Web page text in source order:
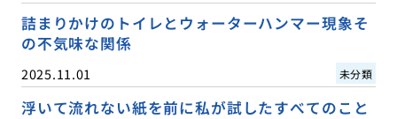
詰まりかけのトイレとウォーターハンマー現象そ
の不気味な関係
2025.11.01 未分類
浮いて流れない紙を前に私が試したすべてのこと